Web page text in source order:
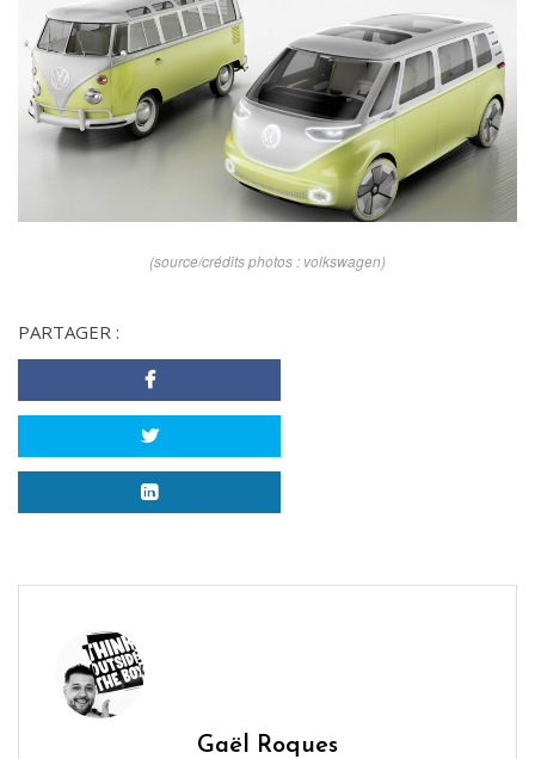
(source/crédits photos : volkswagen)
PARTAGER :
Gaël Roques